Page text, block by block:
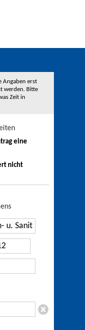
Angaben erst
werden. Bitte
Zeit in
eine
nicht